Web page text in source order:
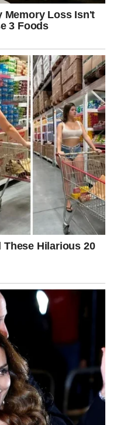
periodu dešava se
ne moraš uvek biti u
ljudima da bi bio
na tišinu, na
onim delom tebe koji
bukom.
da se povučeš ili
– i to je znak da se
toga. U toj tišini se
fokusiranija i stabilnija.
– KARMA
NAČIN
na:
da se izjasniš
objašnjenje
za polovičnost
sa tobom komunicira
–reč i misao.